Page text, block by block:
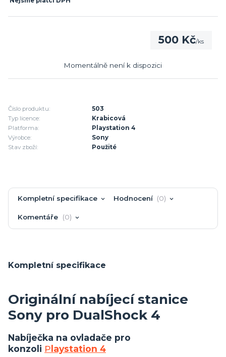
500 Kč/ks
Momentálně není k dispozici
Číslo produktu:
503
Typ licence:
Krabicová
Platforma:
Playstation 4
Výrobce:
Sony
Stav zboží:
Použité
Kompletní specifikace Hodnocení 0
Komentáře 0
Kompletní specifikace
Originální nabíjecí stanice
Sony pro DualShock 4
Nabíječka na ovladače pro
konzoli Playstation 4